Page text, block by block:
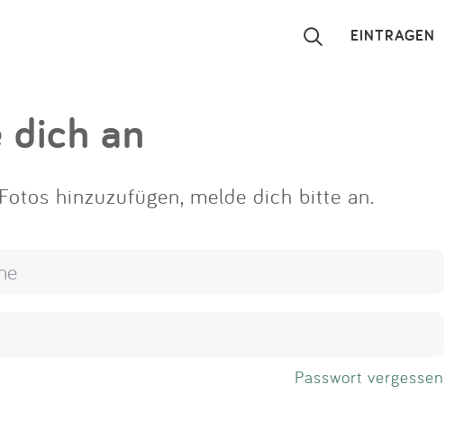
EINTRAGEN
App
dich an
hinzuzufügen, melde dich bitte an.
Passwort vergessen